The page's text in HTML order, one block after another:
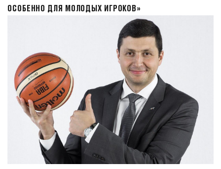
ОСОБЕННО ДЛЯ МОЛОДЫХ ИГРОКОВ»